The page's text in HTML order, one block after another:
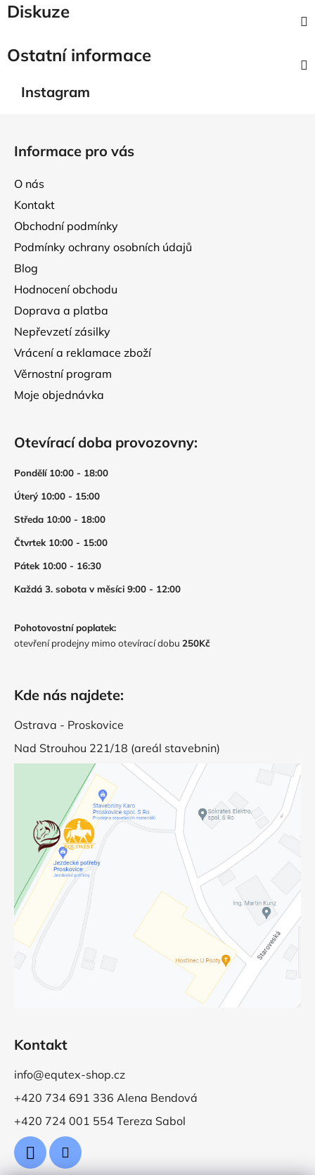
Diskuze
Ostatní informace
Instagram
Informace pro vás
O nás
Kontakt
Obchodní podmínky
Podmínky ochrany osobních údajů
Blog
Hodnocení obchodu
Doprava a platba
Nepřevzetí zásilky
Vrácení a reklamace zboží
Věrnostní program
Moje objednávka
Otevírací doba provozovny:
Pondělí 10:00 - 18:00
Úterý 10:00 - 15:00
Středa 10:00 - 18:00
Čtvrtek 10:00 - 15:00
Pátek 10:00 - 16:30
Každá 3. sobota v měsíci 9:00 - 12:00
Pohotovostní poplatek:
otevření prodejny mimo otevírací dobu 250Kč
Kde nás najdete:
Ostrava - Proskovice
Nad Strouhou 221/18 (areál stavebnin)
Kontakt
info@equtex-shop.cz
+420 734 691 336 Alena Bendová
+420 724 001 554 Tereza Sabol